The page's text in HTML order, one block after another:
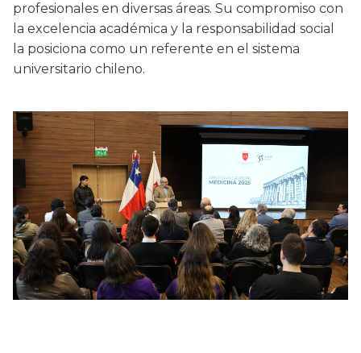
profesionales en diversas áreas. Su compromiso con
la excelencia académica y la responsabilidad social
la posiciona como un referente en el sistema
universitario chileno.